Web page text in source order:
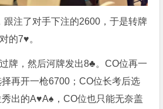
跟注了对手下注的2600，于是转牌
的7♥️。
牌，然后河牌发出8♣️。CO位再一
再开一枪6700；CO位长考后选
出的A♥️A♠️，CO位也只能无奈盖